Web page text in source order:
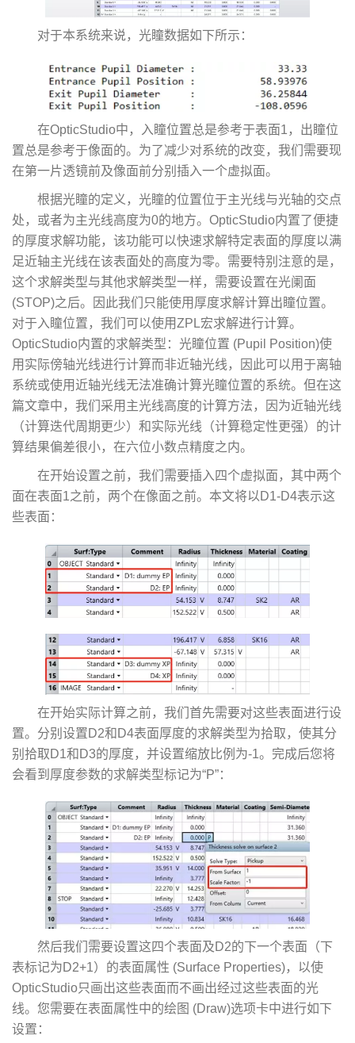
对于本系统来说，光瞳数据如下所示：
在OpticStudio中，入瞳位置总是参考于表面1，出瞳位
置总是参考于像面的。为了减少对系统的改变，我们需要现
在第一片透镜前及像面前分别插入一个虚拟面。
根据光瞳的定义，光瞳的位置位于主光线与光轴的交点
处，或者为主光线高度为0的地方。OpticStudio内置了便捷
的厚度求解功能，该功能可以快速求解特定表面的厚度以满
足近轴主光线在该表面处的高度为零。需要特别注意的是，
这个求解类型与其他求解类型一样，需要设置在光阑面
(STOP)之后。因此我们只能使用厚度求解计算出瞳位置。
对于入瞳位置，我们可以使用ZPL宏求解进行计算。
OpticStudio内置的求解类型：光瞳位置 (Pupil Position)使
用实际傍轴光线进行计算而非近轴光线，因此可以用于离轴
系统或使用近轴光线无法准确计算光瞳位置的系统。但在这
篇文章中，我们采用主光线高度的计算方法，因为近轴光线
（计算迭代周期更少）和实际光线（计算稳定性更强）的计
算结果偏差很小，在六位小数点精度之内。
在开始设置之前，我们需要插入四个虚拟面，其中两个
面在表面1之前，两个在像面之前。本文将以D1-D4表示这
些表面：
在开始实际计算之前，我们首先需要对这些表面进行设
置。分别设置D2和D4表面厚度的求解类型为拾取，使其分
别拾取D1和D3的厚度，并设置缩放比例为-1。完成后您将
会看到厚度参数的求解类型标记为“P”：
然后我们需要设置这四个表面及D2的下一个表面（下
表标记为D2+1）的表面属性 (Surface Properties)，以使
OpticStudio只画出这些表面而不画出经过这些表面的光
线。您需要在表面属性中的绘图 (Draw)选项卡中进行如下
设置：